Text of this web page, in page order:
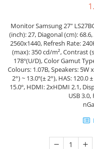
Calculatoare
Calculatoare NOI
Calculatoare Mini NOI
Calculatoare SECOND-
Calculatoare GAMING
Calculatoare REFURBISHED
Calculatoare
Hard Disk-uri Desktop
Monitor Samsung 27"
(inch): 27, Diagonal (cm):
2560x1440, Refresh Rate:
(max): 350 cd/m², Contrast
178º(U/D), Color Gamut
Colours: 1.07B, Speakers: 5W
2°) ~ 13.0º(± 2°), HAS: 120.0
15.0º, HDMI: 2xHDMI 2.1,
USB 3.0,